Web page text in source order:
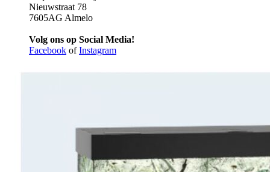
Nieuwstraat 78
7605AG Almelo
Volg ons op Social Media!
Facebook ofInstagram